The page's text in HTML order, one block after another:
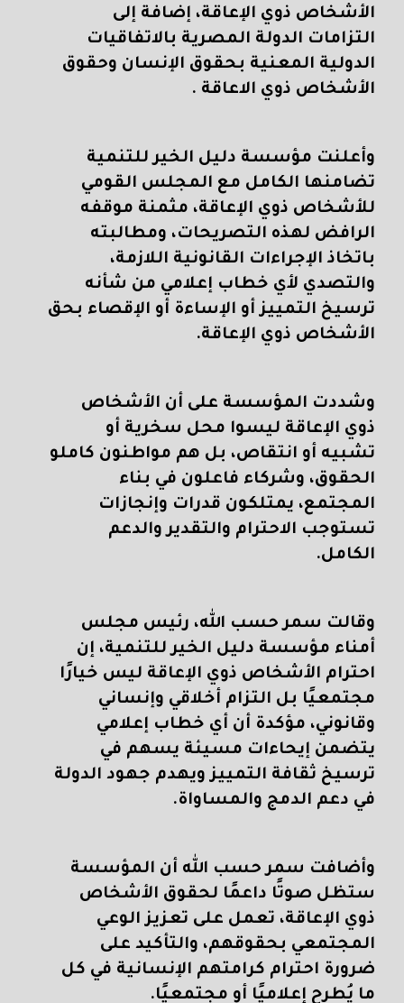
الأشخاص ذوي الإعاقة، إضافة إلى
التزامات الدولة المصرية بالاتفاقيات
الدولية المعنية بحقوق الإنسان وحقوق
الأشخاص ذوي الاعاقة .
وأعلنت مؤسسة دليل الخير للتنمية
تضامنها الكامل مع المجلس القومي
للأشخاص ذوي الإعاقة، مثمنة موقفه
الرافض لهذه التصريحات، ومطالبته
باتخاذ الإجراءات القانونية اللازمة،
والتصدي لأي خطاب إعلامي من شأنه
ترسيخ التمييز أو الإساءة أو الإقصاء بحق
الأشخاص ذوي الإعاقة.
وشددت المؤسسة على أن الأشخاص
ذوي الإعاقة ليسوا محل سخرية أو
تشبيه أو انتقاص، بل هم مواطنون كاملو
الحقوق، وشركاء فاعلون في بناء
المجتمع، يمتلكون قدرات وإنجازات
تستوجب الاحترام والتقدير والدعم
الكامل.
وقالت سمر حسب الله، رئيس مجلس
أمناء مؤسسة دليل الخير للتنمية، إن
احترام الأشخاص ذوي الإعاقة ليس خيارًا
مجتمعيًا بل التزام أخلاقي وإنساني
وقانوني، مؤكدة أن أي خطاب إعلامي
يتضمن إيحاءات مسيئة يسهم في
ترسيخ ثقافة التمييز ويهدم جهود الدولة
في دعم الدمج والمساواة.
وأضافت سمر حسب الله أن المؤسسة
ستظل صوتًا داعمًا لحقوق الأشخاص
ذوي الإعاقة، تعمل على تعزيز الوعي
المجتمعي بحقوقهم، والتأكيد على
ضرورة احترام كرامتهم الإنسانية في كل
ما يُطرح إعلاميًا أو مجتمعيًا.